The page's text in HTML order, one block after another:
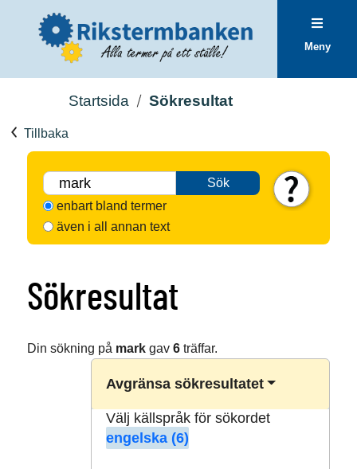
Meny
Startsida Sökresultat
Tillbaka
Sök
enbart bland termer
även i all annan text
Sökresultat
Din sökning på markgav 6träffar.
Avgränsa sökresultatet
Välj källspråk för sökordet
engelska (6)